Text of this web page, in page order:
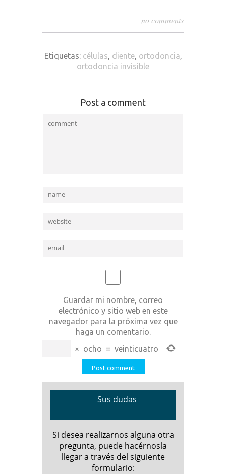
no comments
Etiquetas: células, diente, ortodoncia,
ortodoncia invisible
Post a comment
Guardar mi nombre, correo
electrónico y sitio web en este
navegador para la próxima vez que
haga un comentario.
× ocho = veinticuatro
Sus dudas
Si desea realizarnos alguna otra
pregunta, puede hacérnosla
llegar a través del siguiente
formulario: